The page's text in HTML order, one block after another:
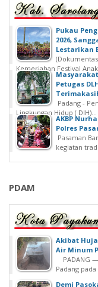
‎Pukau
2026,
Lestarikan
Kemeriahan Festival Anak
Petugas
Padang -
Lingkungan Hidup ( DlH)...
AKBP
Polres
Pasaman
kegiatan
PDAM
Akibat
Air Minum
PADANG
Padang pada
Demi